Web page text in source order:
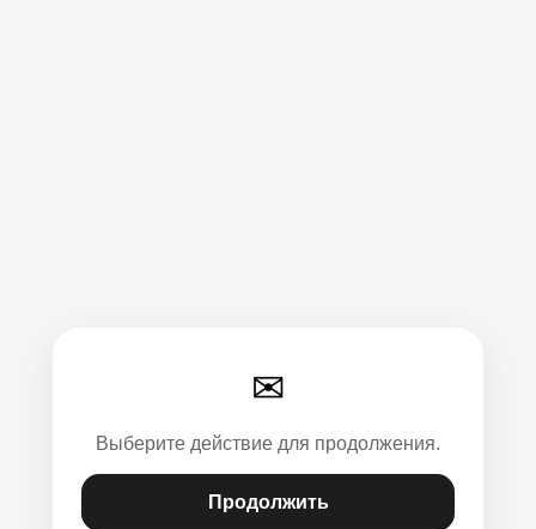
✉
Выберите действие для продолжения.
Продолжить